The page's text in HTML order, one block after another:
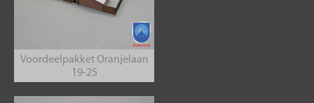
Voordeelpakket Oranjelaan
19-25